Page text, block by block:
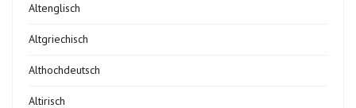
Altenglisch
Altgriechisch
Althochdeutsch
Altirisch